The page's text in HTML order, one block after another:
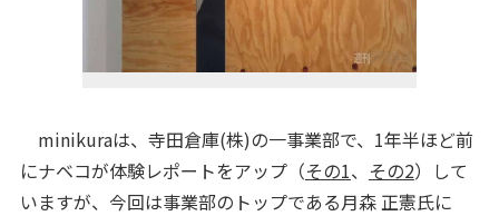
minikuraは、寺田倉庫(株)の一事業部で、1年半ほど前
にナベコが体験レポートをアップ（その1、 その2）して
いますが、今回は事業部のトップである月森 正憲氏に